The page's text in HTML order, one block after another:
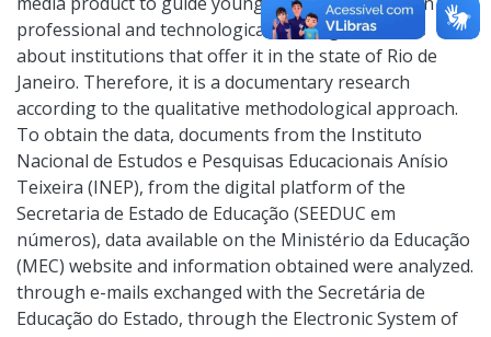
professional and technological training, as well as
about institutions that offer it in the state of Rio de
Janeiro. Therefore, it is a documentary research
according to the qualitative methodological approach.
To obtain the data, documents from the Instituto
Nacional de Estudos e Pesquisas Educacionais Anísio
Teixeira (INEP), from the digital platform of the
Secretaria de Estado de Educação (SEEDUC em
números), data available on the Ministério da Educação
(MEC) website and information obtained were analyzed.
through e-mails exchanged with the Secretária de
Educação do Estado, through the Electronic System of